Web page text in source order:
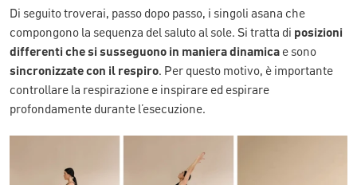
Di seguito troverai, passo dopo passo, i singoli asana che
compongono la sequenza del saluto al sole. Si tratta di posizioni
differenti che si susseguono in maniera dinamica e sono
sincronizzate con il respiro. Per questo motivo, è importante
controllare la respirazione e inspirare ed espirare
profondamente durante l’esecuzione.